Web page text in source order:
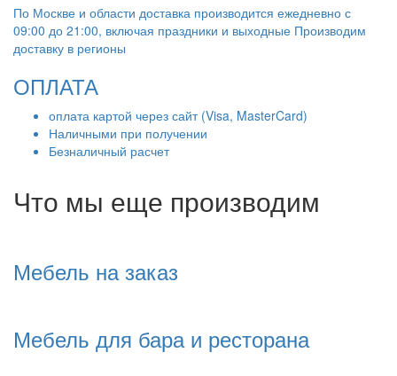
По Москве и области доставка производится ежедневно с
09:00 до 21:00, включая праздники и выходные Производим
доставку в регионы
ОПЛАТА
оплата картой через сайт (Visa, MasterCard)
Наличными при получении
Безналичный расчет
Что мы еще производим
Мебель на заказ
Мебель для бара и ресторана